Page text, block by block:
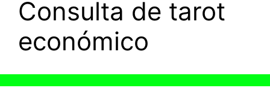
Consulta de tarot
económico